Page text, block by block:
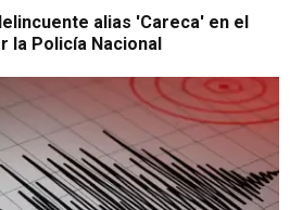
alias 'Careca' en el
la Policía Nacional